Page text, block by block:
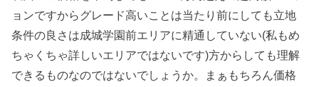
ョンですからグレード高いことは当たり前にしても立地
条件の良さは成城学園前エリアに精通していない(私もめ
ちゃくちゃ詳しいエリアではないです)方からしても理解
できるものなのではないでしょうか。まぁもちろん価格